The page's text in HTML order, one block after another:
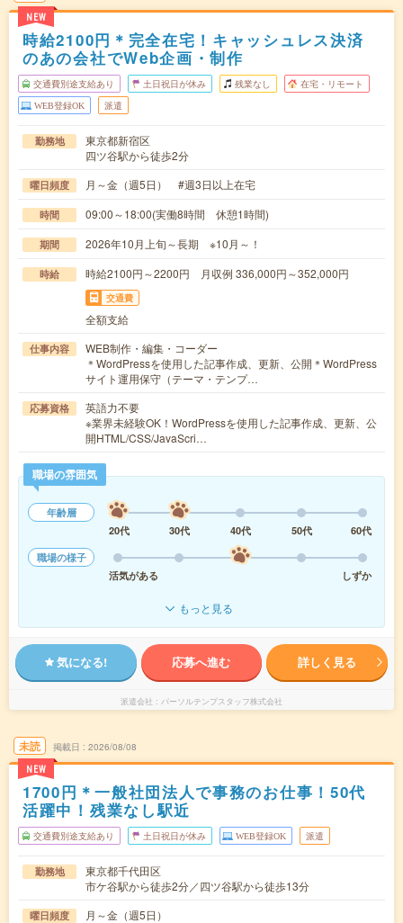
NEW
時給2100円＊完全在宅！キャッシュレス決済
のあの会社でWeb企画・制作
交通費別途支給あり 土日祝日が休み 残業なし 在宅・リモート
WEB登録OK 派遣
勤務地
東京都新宿区
四ツ谷駅から徒歩2分
曜日頻度 月～金（週5日） #週3日以上在宅
時間 09:00～18:00(実働8時間 休憩1時間)
期間 2026年10月上旬～長期 ※10月～！
時給 時給2100円～2200円 月収例 336,000円～352,000円
交通費
全額支給
仕事内容
WEB制作・編集・コーダー
＊WordPressを使用した記事作成、更新、公開＊WordPress
サイト運用保守（テーマ・テンプ…
応募資格
英語力不要
※業界未経験OK！WordPressを使用した記事作成、更新、公
開HTML/CSS/JavaScri…
職場の雰囲気
年齢層
20代
30代 40代 50代
60代
職場の様子
活気がある
しずか
もっと見る
気になる! 応募へ進む 詳しく見る
派遣会社 パーソルテンプスタッフ株式会社
未読
NEW
掲載日 2026/08/08
1700円＊一般社団法人で事務のお仕事！50代
活躍中！残業なし駅近
交通費別途支給あり 土日祝日が休み WEB登録OK 派遣
勤務地
東京都千代田区
市ケ谷駅から徒歩2分／四ツ谷駅から徒歩13分
曜日頻度 月～金（週5日）